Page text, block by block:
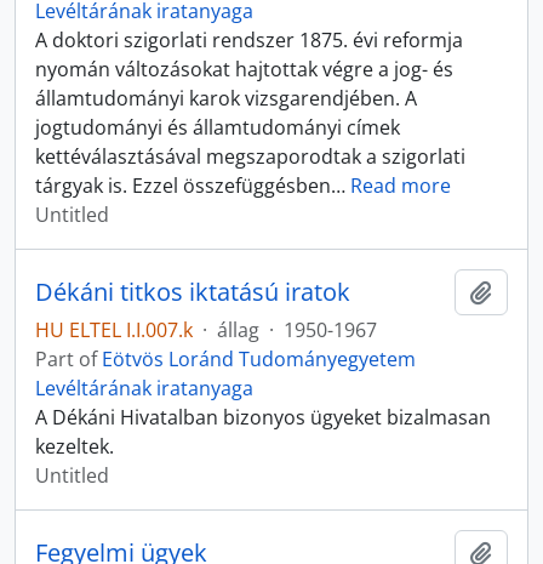
Levéltárának iratanyaga
A doktori szigorlati rendszer 1875. évi reformja
nyomán változásokat hajtottak végre a jog- és
államtudományi karok vizsgarendjében. A
jogtudományi és államtudományi címek
kettéválasztásával megszaporodtak a szigorlati
tárgyak is. Ezzel összefüggésben… Read more
Untitled
Dékáni titkos iktatású iratok
HU ELTEL I.I.007.k · állag · 1950-1967
Part ofEötvös Loránd Tudományegyetem
Levéltárának iratanyaga
A Dékáni Hivatalban bizonyos ügyeket bizalmasan
kezeltek.
Untitled
Fegyelmi ügyek